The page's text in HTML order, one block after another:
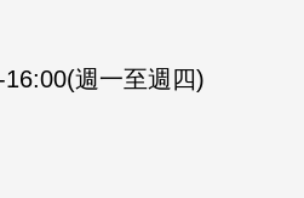
週一至週四)